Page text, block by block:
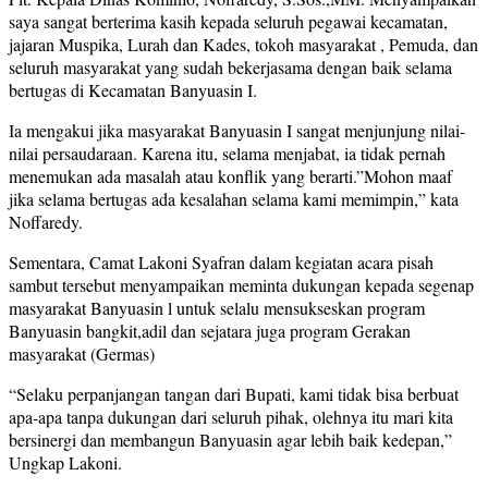
saya sangat berterima kasih kepada seluruh pegawai kecamatan,
jajaran Muspika, Lurah dan Kades, tokoh masyarakat , Pemuda, dan
seluruh masyarakat yang sudah bekerjasama dengan baik selama
bertugas di Kecamatan Banyuasin I.
Ia mengakui jika masyarakat Banyuasin I sangat menjunjung nilai-
nilai persaudaraan. Karena itu, selama menjabat, ia tidak pernah
menemukan ada masalah atau konflik yang berarti.”Mohon maaf
jika selama bertugas ada kesalahan selama kami memimpin,” kata
Noffaredy.
Sementara, Camat Lakoni Syafran dalam kegiatan acara pisah
sambut tersebut menyampaikan meminta dukungan kepada segenap
masyarakat Banyuasin l untuk selalu mensukseskan program
Banyuasin bangkit,adil dan sejatara juga program Gerakan
masyarakat (Germas)
“Selaku perpanjangan tangan dari Bupati, kami tidak bisa berbuat
apa-apa tanpa dukungan dari seluruh pihak, olehnya itu mari kita
bersinergi dan membangun Banyuasin agar lebih baik kedepan,”
Ungkap Lakoni.